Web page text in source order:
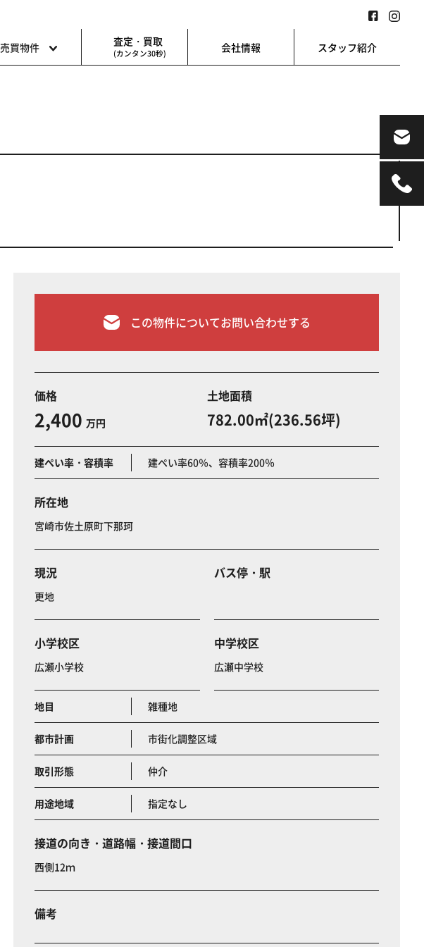
売買物件 査定・買取
(カンタン30秒) 会社情報 スタッフ紹介
この物件についてお問い合わせする
価格
2,400 万円
土地面積
782.00㎡(236.56坪)
建ぺい率・容積率 建ぺい率60％、容積率200％
所在地
宮崎市佐土原町下那珂
現況
更地
バス停・駅
小学校区
広瀬小学校
中学校区
広瀬中学校
地目 雑種地
都市計画 市街化調整区域
取引形態 仲介
用途地域 指定なし
接道の向き・道路幅・接道間口
西側12ｍ
備考